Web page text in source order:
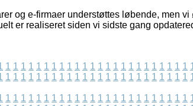
og e-firmaer understøttes løbende, men
er realiseret siden vi sidste gang
1 1 1 1 1 1 1 1 1 1 1 1 1 1 1 1 1 1 1 1 1 1 1 1
1 1 1 1 1 1 1 1 1 1 1 1 1 1 1 1 1 1 1 1 1 1 1 1
1 1 1 1 1 1 1 1 1 1 1 1 1 1 1 1 1 1 1 1 1 1 1 1